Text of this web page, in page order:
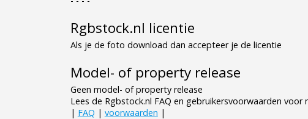
Rgbstock.nl licentie
Als je de foto download dan accepteer je de licentie
Model- of property release
Geen model- of property release
Lees de Rgbstock.nl FAQ en gebruikersvoorwaarden voor
| FAQ | voorwaarden |